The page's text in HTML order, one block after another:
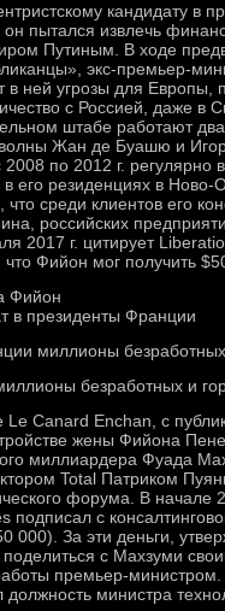
кандидату в
он пытался извлечь
Путиным. В ходе
экс-премьер-
в ней угрозы для Европы,
с Россией, даже в
штабе работают
Жан де Буашю и
по 2012 г. регулярно
его резиденциях в
что среди клиентов его
российских
2017 г. цитирует
что Фийон мог получить
Фийон
в президенты Франции
миллионы
безработных и
Le Canard Enchan, с
жены Фийона
миллиардера Фуада
Total Патриком
форума. В начале
подписал с
000). За эти деньги,
с Махзуми
премьер-министром.
должность министра